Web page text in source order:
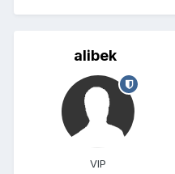
alibek
VIP